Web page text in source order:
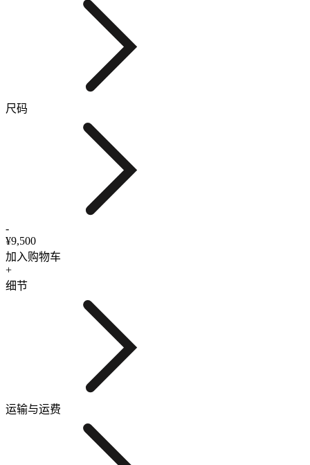
尺码
-
¥9,500
加入购物车
+
细节
运输与运费